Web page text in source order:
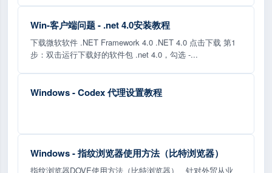
Win-客户端问题 - .net 4.0安装教程
下载微软软件 .NET Framework 4.0 .NET 4.0 点击下载 第1
步：双击运行下载好的软件包 .net 4.0，勾选 -...
Windows - Codex 代理设置教程
Windows - 指纹浏览器使用方法（比特浏览器）
指纹浏览器DOVE使用方法（比特浏览器） 针对外贸从业